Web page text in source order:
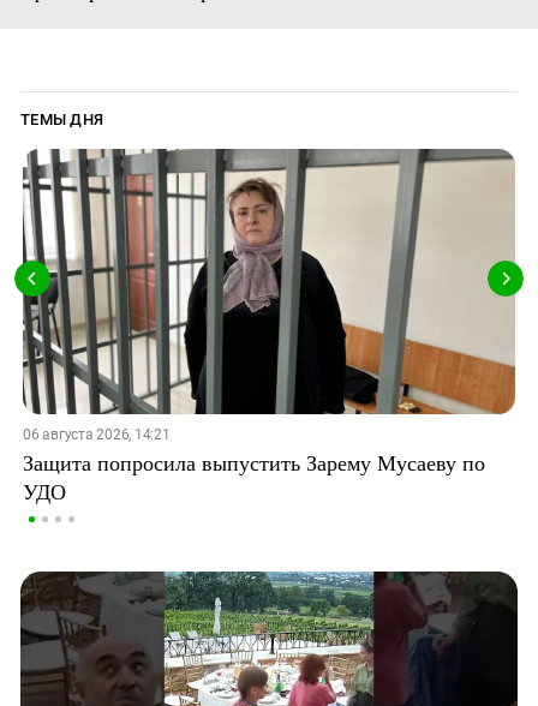
ТЕМЫ ДНЯ
06 августа 2026, 14:21
Защита попросила выпустить Зарему Мусаеву по
УДО